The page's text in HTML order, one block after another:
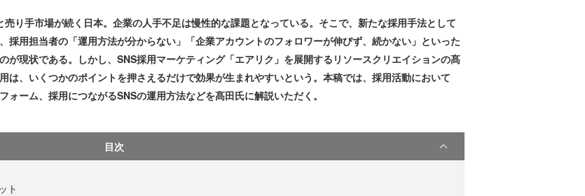
り手市場が続く日本。企業の人手不足は慢性的な課題となっている。そこで、新たな採用手法として
採用担当者の「運用方法が分からない」「企業アカウントのフォロワーが伸びず、続かない」といった
が現状である。しかし、SNS採用マーケティング「エアリク」を展開するリソースクリエイションの髙
は、いくつかのポイントを押さえるだけで効果が生まれやすいという。本稿では、採用活動において
ーム、採用につながるSNSの運用方法などを髙田氏に解説いただく。
目次
ト